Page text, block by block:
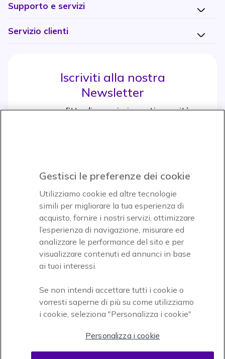
Supporto e servizi
Servizio clienti
Iscriviti alla nostra
Newsletter
e approfitta di maggiori sconti e novità
Icon
Icon
Paga facilmente ed in assoluta sicurezza
Accettiamo
Gestisci le preferenze dei cookie
Utilizziamo cookie ed altre tecnologie
simili per migliorare la tua esperienza di
acquisto, fornire i nostri servizi, ottimizzare
l’esperienza di navigazione, misurare ed
analizzare le performance del sito e per
visualizzare contenuti ed annunci in base
ai tuoi interessi.
Se non intendi accettare tutti i cookie o
vorresti saperne di più su come utilizziamo
i cookie, seleziona "Personalizza i cookie"
Personalizza i cookie